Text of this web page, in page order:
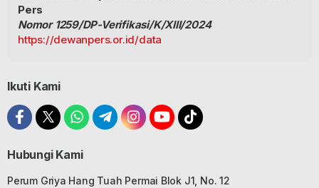
Pers
Nomor 1259/DP-Verifikasi/K/XIII/2024
https://dewanpers.or.id/data
Ikuti Kami
Hubungi Kami
Perum Griya Hang Tuah Permai Blok J1, No. 12